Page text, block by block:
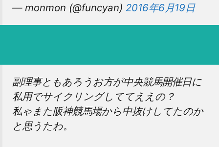
— monmon (@funcyan) 2016年6月19日
副理事ともあろうお方が中央競馬開催日に
私用でサイクリングしててええの？
私ゃまた阪神競馬場から中抜けしてたのか
と思うたわ。